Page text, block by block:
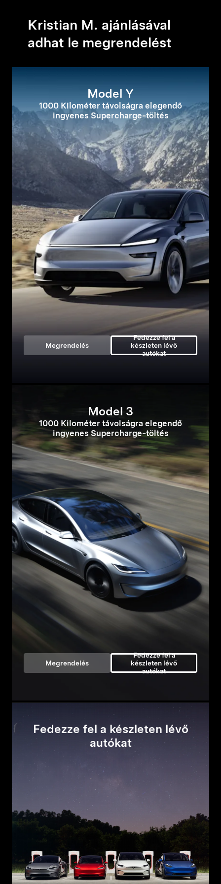
Kristian M. ajánlásával
adhat le megrendelést
Model Y
1000 Kilométer távolságra elegendő
ingyenes Supercharge-töltés
Megrendelés
Fedezze fel a
készleten lévő
autókat
Model 3
1000 Kilométer távolságra elegendő
ingyenes Supercharge-töltés
Megrendelés
Fedezze fel a
készleten lévő
autókat
Fedezze fel a készleten lévő
autókat